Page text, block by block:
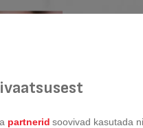
partnerid soovivad kasutada